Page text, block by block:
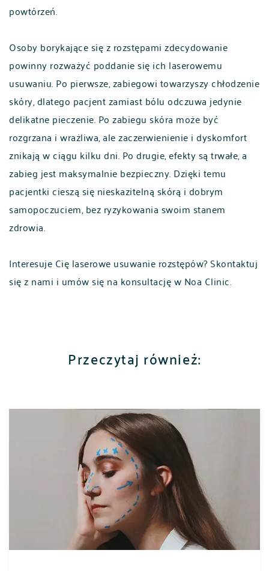
powtórzeń.
Osoby borykające się z rozstępami zdecydowanie
powinny rozważyć poddanie się ich laserowemu
usuwaniu. Po pierwsze, zabiegowi towarzyszy chłodzenie
skóry, dlatego pacjent zamiast bólu odczuwa jedynie
delikatne pieczenie. Po zabiegu skóra może być
rozgrzana i wrażliwa, ale zaczerwienienie i dyskomfort
znikają w ciągu kilku dni. Po drugie, efekty są trwałe, a
zabieg jest maksymalnie bezpieczny. Dzięki temu
pacjentki cieszą się nieskazitelną skórą i dobrym
samopoczuciem, bez ryzykowania swoim stanem
zdrowia.
Interesuje Cię laserowe usuwanie rozstępów? Skontaktuj
się z nami i umów się na konsultację w Noa Clinic.
Przeczytaj również: